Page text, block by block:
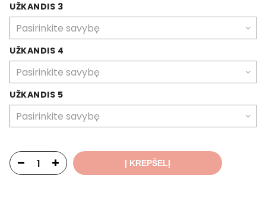
UŽKANDIS 3
UŽKANDIS 4
UŽKANDIS 5
Į KREPŠELĮ